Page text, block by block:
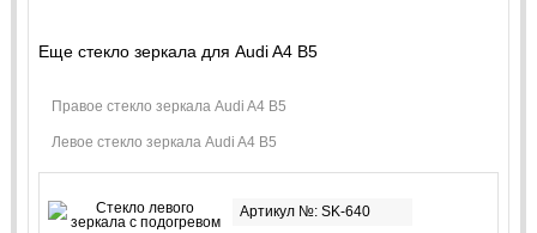
Еще стекло зеркала для Audi A4 B5
Правое стекло зеркала Audi A4 B5
Левое стекло зеркала Audi A4 B5
Артикул №: SK-640